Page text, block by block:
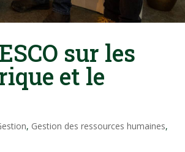
sur les
et le
, Gestion des ressources humaines,